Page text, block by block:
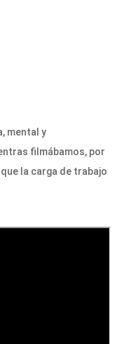
mental y
filmábamos, por
la carga de trabajo